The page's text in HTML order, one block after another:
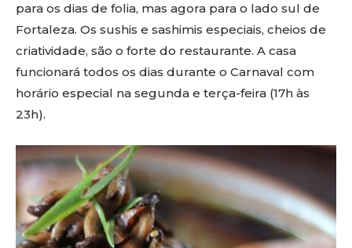
para os dias de folia, mas agora para o lado sul de
Fortaleza. Os sushis e sashimis especiais, cheios de
criatividade, são o forte do restaurante. A casa
funcionará todos os dias durante o Carnaval com
horário especial na segunda e terça-feira (17h às
23h).